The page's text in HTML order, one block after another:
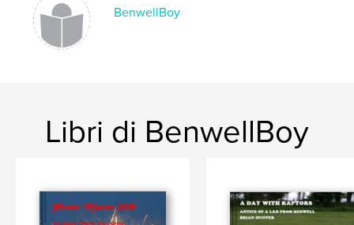
BenwellBoy
Libri di BenwellBoy